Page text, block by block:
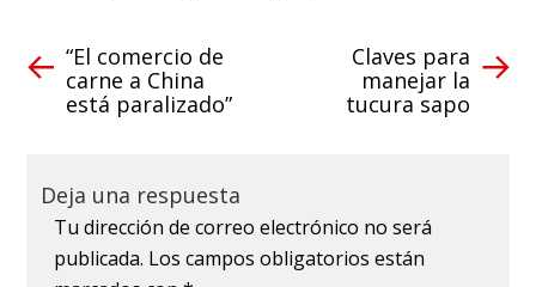
“El comercio de
carne a China
está paralizado”
Claves para
manejar la
tucura sapo
Deja una respuesta
Tu dirección de correo electrónico no será
publicada. Los campos obligatorios están